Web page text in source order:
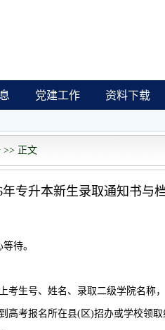
党建工作 资料下载
>> 正文
年专升本新生录取通知书与
待。
考生号、姓名、录取二级学院名称
高考报名所在县(区)招办或学校领